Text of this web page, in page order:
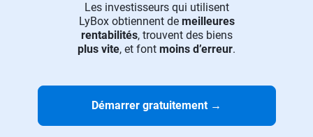
Les investisseurs qui utilisent
LyBox obtiennent de meilleures
rentabilités, trouvent des biens
plus vite, et font moins d’erreur.
Démarrer gratuitement →